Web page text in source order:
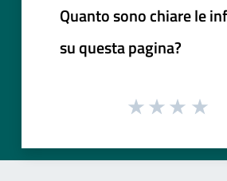
Quanto sono chiare le
su questa pagina?